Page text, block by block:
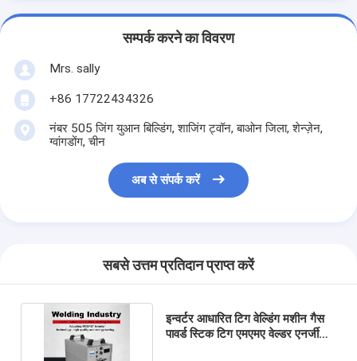
सम्पर्क करने का विवरण
Mrs. sally
+86 17722434326
नंबर 505 जिंग युआन बिल्डिंग, शाजिंग ट्वॉन, बाओन जिला, शेन्ज़ेन,
ग्वांगडोंग, चीन
अब से संपर्क करें
सबसे उत्तम प्रतिदान प्राप्त करें
इन्वर्टर आधारित टिग वेल्डिंग मशीन गैस
पावर्ड स्टिक टिग एमएमए वेल्डर एनर्जी